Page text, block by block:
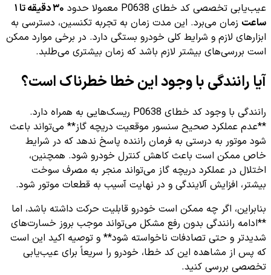
عیب‌یابی تخصصی کد خطای P0638 معمولا حدود
۳۰ دقیقه تا ۱
ساعت زمان می‌برد. این مدت زمان به تجربه تکنسین، دسترسی به
ابزارهای لازم و شرایط کلی خودرو بستگی دارد. در برخی موارد ممکن
است بررسی‌های بیشتر لازم باشد که زمان بیشتری می‌طلبد.
آیا رانندگی با وجود این خطا خطرناک است؟
رانندگی با وجود کد خطای P0638 ریسک‌هایی به همراه دارد.
**عدم عملکرد صحیح سنسور موقعیت دریچه گاز** می‌تواند باعث
شود موتور به درستی به فرمان راننده پاسخ ندهد که در شرایط
خاص ممکن است باعث کاهش کنترل خودرو شود. همچنین،
اختلال در عملکرد دریچه گاز می‌تواند منجر به مصرف سوخت
بیشتر، افزایش آلایندگی و در نهایت آسیب به قطعات موتور شود.
بنابراین، اگر چه ممکن است خودرو قابلیت حرکت داشته باشد، اما
**ادامه رانندگی بدون رفع مشکل می‌تواند موجب بروز خسارت‌های
شدیدتر و حتی تصادفات ناخواسته شود** و توصیه اکید این است
که پس از مشاهده این کد خطا، خودرو را سریعاً برای عیب‌یابی
تخصصی بررسی کنید.